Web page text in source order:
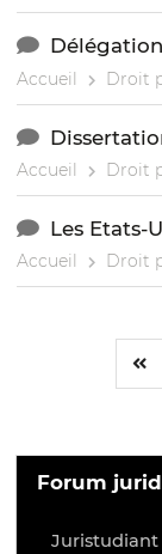
Accueil Droit
Accueil Droit
Les Etats-
Accueil Droit
Forum
Juristudiant